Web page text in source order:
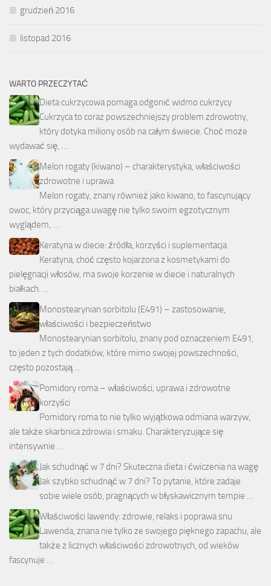
grudzień 2016
listopad 2016
WARTO PRZECZYTAĆ
Dieta cukrzycowa pomaga odgonić widmo cukrzycy
Cukrzyca to coraz powszechniejszy problem zdrowotny,
który dotyka miliony osób na całym świecie. Choć może
wydawać się, …
Melon rogaty (kiwano) – charakterystyka, właściwości
zdrowotne i uprawa
Melon rogaty, znany również jako kiwano, to fascynujący
owoc, który przyciąga uwagę nie tylko swoim egzotycznym
wyglądem, …
Keratyna w diecie: źródła, korzyści i suplementacja
Keratyna, choć często kojarzona z kosmetykami do
pielęgnacji włosów, ma swoje korzenie w diecie i naturalnych
białkach. …
Monostearynian sorbitolu (E491) – zastosowanie,
właściwości i bezpieczeństwo
Monostearynian sorbitolu, znany pod oznaczeniem E491,
to jeden z tych dodatków, które mimo swojej powszechności,
często pozostają …
Pomidory roma – właściwości, uprawa i zdrowotne
korzyści
Pomidory roma to nie tylko wyjątkowa odmiana warzyw,
ale także skarbnica zdrowia i smaku. Charakteryzujące się
intensywnie …
Jak schudnąć w 7 dni? Skuteczna dieta i ćwiczenia na wagę
Jak szybko schudnąć w 7 dni? To pytanie, które zadaje
sobie wiele osób, pragnących w błyskawicznym tempie …
Właściwości lawendy: zdrowie, relaks i poprawa snu
Lawenda, znana nie tylko ze swojego pięknego zapachu, ale
także z licznych właściwości zdrowotnych, od wieków
fascynuje …